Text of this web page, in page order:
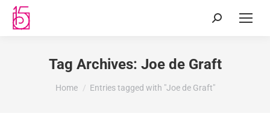
Tag Archives: Joe de Graft
You are here:
Home Entries tagged with "Joe de Graft"